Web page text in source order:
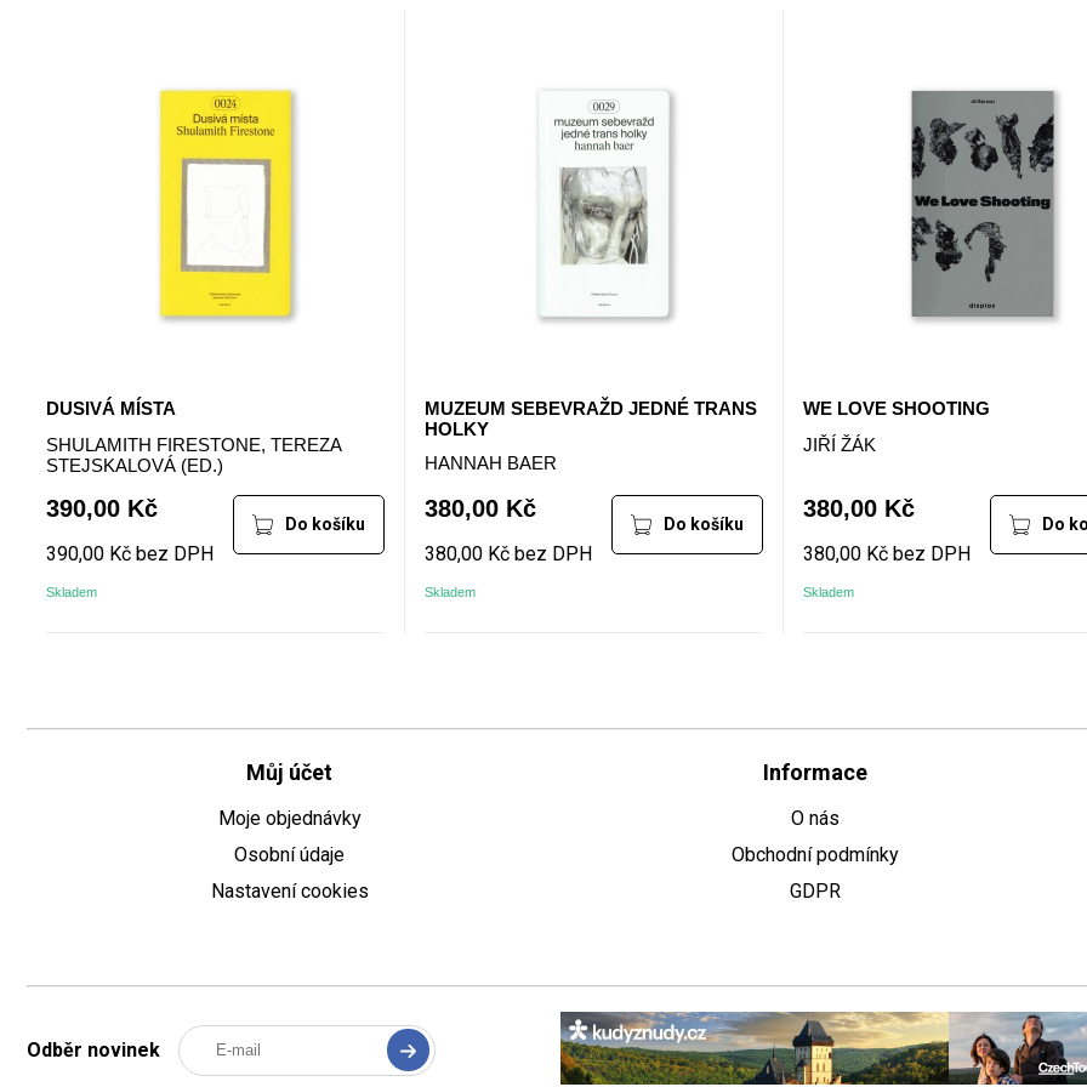
DUSIVÁ MÍSTA
SHULAMITH FIRESTONE, TEREZA
STEJSKALOVÁ (ED.)
390,00 Kč
390,00 Kč bez DPH
Skladem
Do košíku
MUZEUM SEBEVRAŽD JEDNÉ TRANS
HOLKY
HANNAH BAER
380,00 Kč
380,00 Kč bez DPH
Skladem
Do košíku
WE LOVE SHOOTING
JIŘÍ ŽÁK
380,00 Kč
380,00 Kč bez DPH
Skladem
Do
Můj účet
Moje objednávky
Osobní údaje
Nastavení cookies
Informace
O nás
Obchodní podmínky
GDPR
Odběr novinek